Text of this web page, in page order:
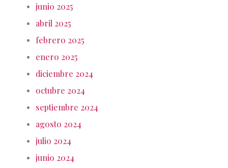
junio 2025
abril 2025
febrero 2025
enero 2025
diciembre 2024
octubre 2024
septiembre 2024
agosto 2024
julio 2024
junio 2024